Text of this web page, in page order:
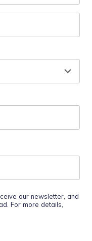
our newsletter, and
For more details,